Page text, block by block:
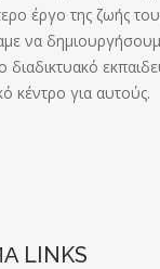
έργο της ζωής
να
κέντρο για αυτούς.
LINKS